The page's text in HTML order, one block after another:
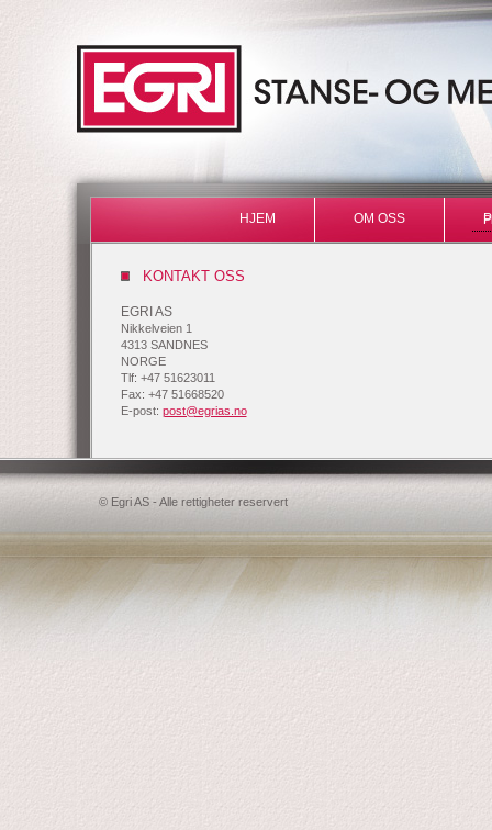
HJEM OM OSS
KONTAKT OSS
EGRI AS
Nikkelveien 1
4313 SANDNES
NORGE
Tlf: +47 51623011
Fax: +47 51668520
E-post: post@egrias.no
© Egri AS - Alle rettigheter reservert